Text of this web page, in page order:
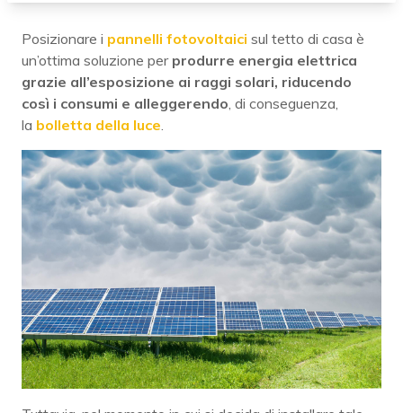
Posizionare i pannelli fotovoltaici sul tetto di casa è
un’ottima soluzione per produrre energia elettrica
grazie all’esposizione ai raggi solari, riducendo
così i consumi e alleggerendo, di conseguenza,
la bolletta della luce.